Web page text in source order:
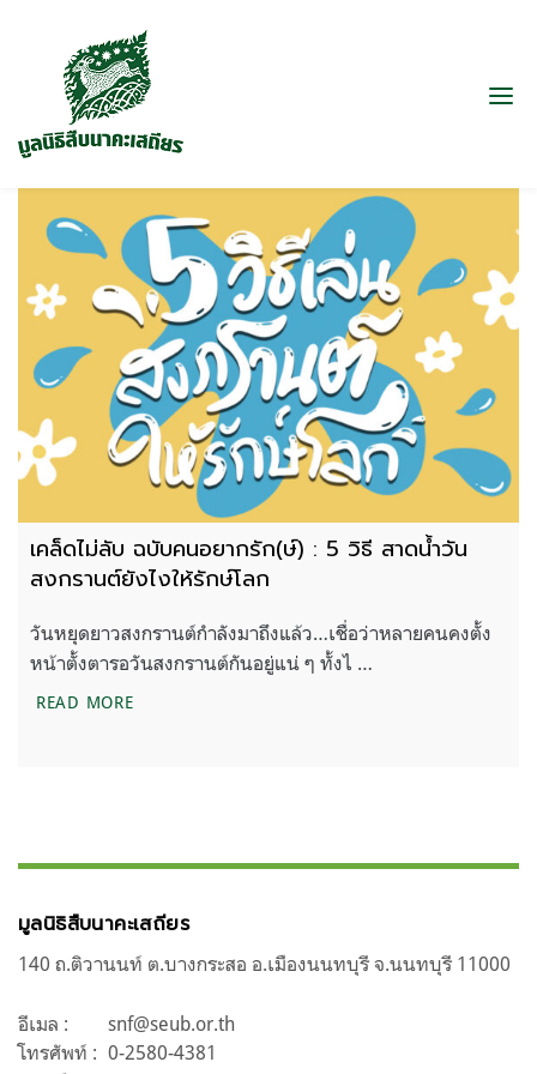
เคล็ดไม่ลับ ฉบับคนอยากรัก(ษ์) : 5 วิธี สาดน้ำวัน
สงกรานต์ยังไงให้รักษ์โลก
วันหยุดยาวสงกรานต์กำลังมาถึงแล้ว…เชื่อว่าหลายคนคงตั้ง
หน้าตั้งตารอวันสงกรานต์กันอยู่แน่ ๆ ทั้งไ …
READ MOREเคล็ดไม่ลับ ฉบับคนอยากรัก(ษ์) : 5 วิธี สาดน้ำวันสงก
มูลนิธิสืบนาคะเสถียร
140 ถ.ติวานนท์ ต.บางกระสอ อ.เมืองนนทบุรี จ.นนทบุรี 11000
อีเมล :
snf@seub.or.th
โทรศัพท์ : 0-2580-4381